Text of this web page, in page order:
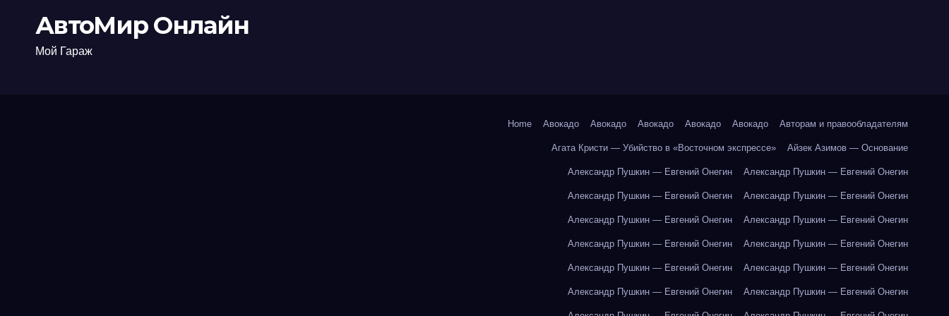
АвтоМир Онлайн
Мой Гараж
Home Авокадо Авокадо Авокадо Авокадо Авокадо Авторам и правообладателям
Агата Кристи — Убийство в «Восточном экспрессе» Айзек Азимов — Основание
Александр Пушкин — Евгений Онегин Александр Пушкин — Евгений Онегин
Александр Пушкин — Евгений Онегин Александр Пушкин — Евгений Онегин
Александр Пушкин — Евгений Онегин Александр Пушкин — Евгений Онегин
Александр Пушкин — Евгений Онегин Александр Пушкин — Евгений Онегин
Александр Пушкин — Евгений Онегин Александр Пушкин — Евгений Онегин
Александр Пушкин — Евгений Онегин Александр Пушкин — Евгений Онегин